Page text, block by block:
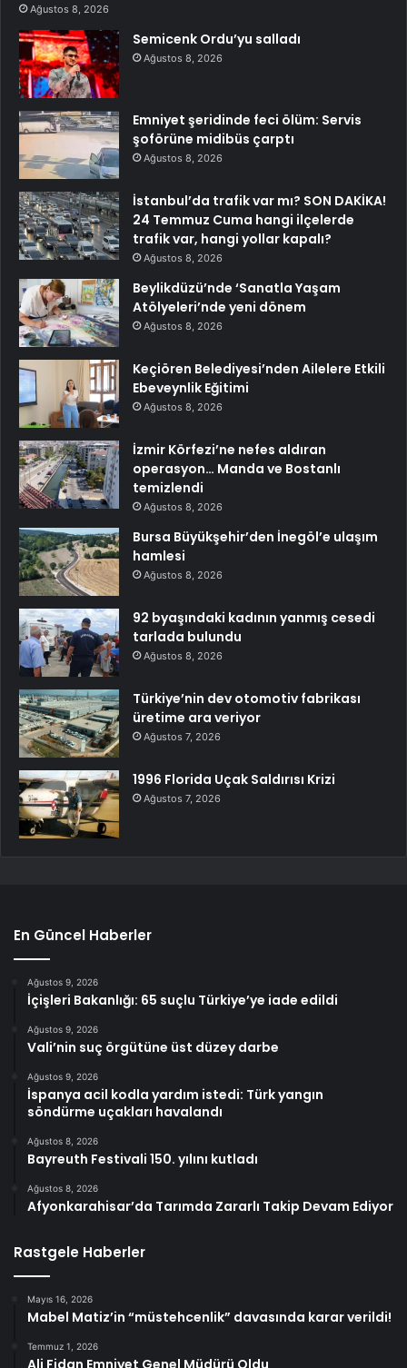
Ağustos 8, 2026
Semicenk Ordu’yu salladı
Ağustos 8, 2026
Emniyet şeridinde feci ölüm: Servis
şoförüne midibüs çarptı
Ağustos 8, 2026
İstanbul’da trafik var mı? SON DAKİKA!
24 Temmuz Cuma hangi ilçelerde
trafik var, hangi yollar kapalı?
Ağustos 8, 2026
Beylikdüzü’nde ‘Sanatla Yaşam
Atölyeleri’nde yeni dönem
Ağustos 8, 2026
Keçiören Belediyesi’nden Ailelere Etkili
Ebeveynlik Eğitimi
Ağustos 8, 2026
İzmir Körfezi’ne nefes aldıran
operasyon… Manda ve Bostanlı
temizlendi
Ağustos 8, 2026
Bursa Büyükşehir’den İnegöl’e ulaşım
hamlesi
Ağustos 8, 2026
92 byaşındaki kadının yanmış cesedi
tarlada bulundu
Ağustos 8, 2026
Türkiye’nin dev otomotiv fabrikası
üretime ara veriyor
Ağustos 7, 2026
1996 Florida Uçak Saldırısı Krizi
Ağustos 7, 2026
En Güncel Haberler
Ağustos 9, 2026
İçişleri Bakanlığı: 65 suçlu Türkiye’ye iade edildi
Ağustos 9, 2026
Vali’nin suç örgütüne üst düzey darbe
Ağustos 9, 2026
İspanya acil kodla yardım istedi: Türk yangın
söndürme uçakları havalandı
Ağustos 8, 2026
Bayreuth Festivali 150. yılını kutladı
Ağustos 8, 2026
Afyonkarahisar’da Tarımda Zararlı Takip Devam Ediyor
Rastgele Haberler
Mayıs 16, 2026
Mabel Matiz’in “müstehcenlik” davasında karar verildi!
Temmuz 1, 2026
Ali Fidan Emniyet Genel Müdürü Oldu